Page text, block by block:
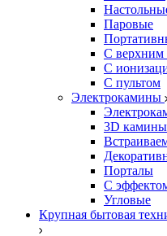
Паровые
С верхним
С
С пультом
Электрокамины
3D камины
Порталы
С
Угловые
Крупная бытовая